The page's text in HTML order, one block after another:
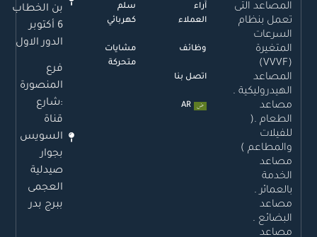
المصاعد التى
تعمل بنظام
السرعات
المتغيرة
(VVVF)
المصاعد
الهيدروليكية .
مصاعد
الطعام .(
للفيلات
والمطاعم )
مصاعد
الخدمة
بالعمائر .
مصاعد
البضائع .
مصاعد
آراء
العملاء
وظائف
اتصل بنا
AR
سلم
كهربائي
مشايات
متحركة
بن الخطاب
6 أكتوبر
الدور الاول
فرع
المنصورة
:شارع
قناة
السويس
بجوار
صيدلية
العجمى
ببرج بدر